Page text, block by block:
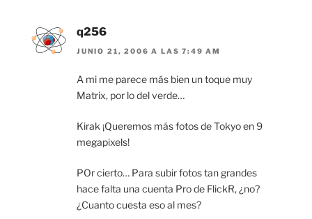
q256
JUNIO 21, 2006 A LAS 7:49 AM
A mi me parece más bien un toque muy
Matrix, por lo del verde…
Kirak ¡Queremos más fotos de Tokyo en 9
megapixels!
POr cierto… Para subir fotos tan grandes
hace falta una cuenta Pro de FlickR, ¿no?
¿Cuanto cuesta eso al mes?